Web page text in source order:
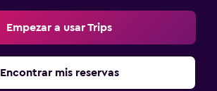
Empezar a usar Trips
Encontrar mis reservas